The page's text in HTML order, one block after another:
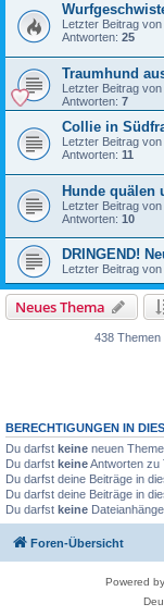
Letzter Beitrag von
Antworten: 25
Traumhund
Letzter Beitrag von
Antworten: 7
Collie in
Letzter Beitrag von
Antworten: 11
Hunde quälen
Letzter Beitrag von
Antworten: 10
DRINGEND!
Letzter Beitrag von
Neues Thema
438 Themen
BERECHTIGUNGEN IN
Du darfst keine neuen
Du darfst keineAntworten zu
Du darfst deine Beiträge in
Du darfst deine Beiträge in
Du darfst keine
Foren-Übersicht
Powered by